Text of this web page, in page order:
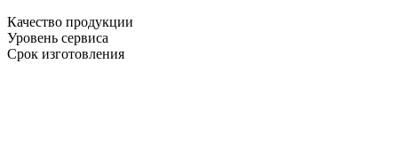
Качество продукции
Уровень сервиса
Срок изготовления